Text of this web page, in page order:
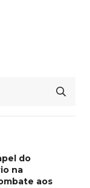
do
na
aos